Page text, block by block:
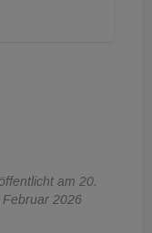
am 20.
2026